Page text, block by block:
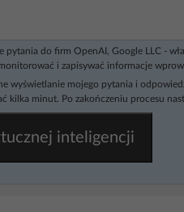
pytania do firm OpenAI, Google LLC -
i zapisywać informacje
wyświetlanie mojego pytania i
kilka minut. Po zakończeniu procesu
inteligencji